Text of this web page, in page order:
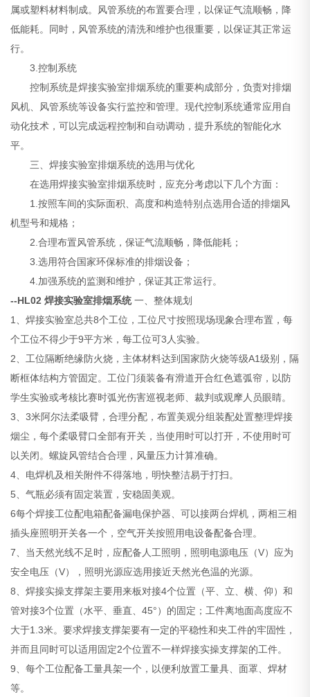
属或塑料材料制成。风管系统的布置要合理，以保证气流顺畅，降
低能耗。同时，风管系统的清洗和维护也很重要，以保证其正常运
行。
3.控制系统
控制系统是焊接实验室排烟系统的重要构成部分，负责对排烟
风机、风管系统等设备实行监控和管理。现代控制系统通常应用自
动化技术，可以完成远程控制和自动调动，提升系统的智能化水
平。
三、焊接实验室排烟系统的选用与优化
在选用焊接实验室排烟系统时，应充分考虑以下几个方面：
1.按照车间的实际面积、高度和构造特别点选用合适的排烟风
机型号和规格；
2.合理布置风管系统，保证气流顺畅，降低能耗；
3.选用符合国家环保标准的排烟设备；
4.加强系统的监测和维护，保证其正常运行。
--HL02 焊接实验室排烟系统 一、整体规划
1、焊接实验室总共8个工位，工位尺寸按照现场现象合理布置，每
个工位不得少于9平方米，每工位可3人实验。
2、工位隔断绝缘防火烧，主体材料达到国家防火烧等级A1级别，隔
断框体结构方管固定。工位门须装备有滑道开合红色遮弧帘，以防
学生实验或考核比赛时弧光伤害巡视老师、裁判或观摩人员眼睛。
3、3米阿尔法柔吸臂，合理分配，布置美观分组装配处置整理焊接
烟尘，每个柔吸臂口全部有开关，当使用时可以打开，不使用时可
以关闭。螺旋风管结合合理，风量压力计算准确。
4、电焊机及相关附件不得落地，明快整洁易于打扫。
5、气瓶必须有固定装置，安稳固美观。
6每个焊接工位配电箱配备漏电保护器、可以接两台焊机，两相三相
插头座照明开关各一个，空气开关按照用电设备配备合理。
7、当天然光线不足时，应配备人工照明，照明电源电压（V）应为
安全电压（V），照明光源应选用接近天然光色温的光源。
8、焊接实操支撑架主要用来板对接4个位置（平、立、横、仰）和
管对接3个位置（水平、垂直、45°）的固定；工件离地面高度应不
大于1.3米。要求焊接支撑架要有一定的平稳性和夹工件的牢固性，
并而且同时可以适用固定2个位置不一样焊接实操支撑架的工件。
9、每个工位配备工量具架一个，以便利放置工量具、面罩、焊材
等。